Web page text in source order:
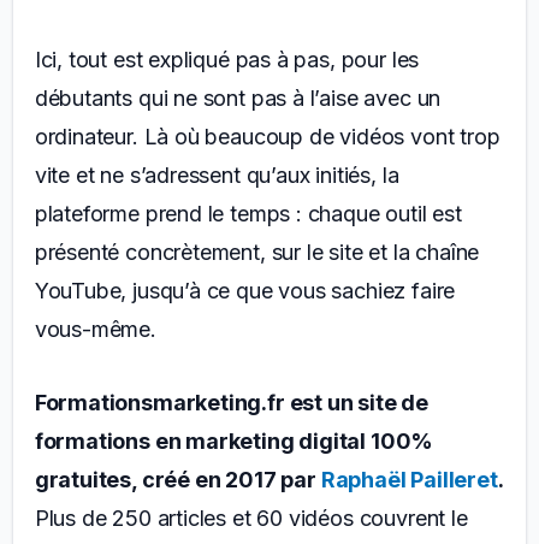
Ici, tout est expliqué pas à pas, pour les
débutants qui ne sont pas à l’aise avec un
ordinateur. Là où beaucoup de vidéos vont trop
vite et ne s’adressent qu’aux initiés, la
plateforme prend le temps : chaque outil est
présenté concrètement, sur le site et la chaîne
YouTube, jusqu’à ce que vous sachiez faire
vous-même.
Formationsmarketing.fr est un site de
formations en marketing digital 100%
gratuites, créé en 2017 par Raphaël Pailleret.
Plus de 250 articles et 60 vidéos couvrent le